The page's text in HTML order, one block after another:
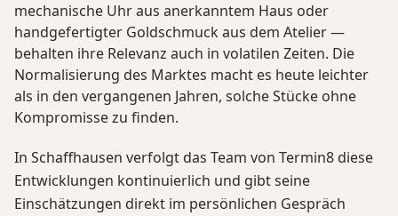
mechanische Uhr aus anerkanntem Haus oder
handgefertigter Goldschmuck aus dem Atelier —
behalten ihre Relevanz auch in volatilen Zeiten. Die
Normalisierung des Marktes macht es heute leichter
als in den vergangenen Jahren, solche Stücke ohne
Kompromisse zu finden.
In Schaffhausen verfolgt das Team von Termin8 diese
Entwicklungen kontinuierlich und gibt seine
Einschätzungen direkt im persönlichen Gespräch